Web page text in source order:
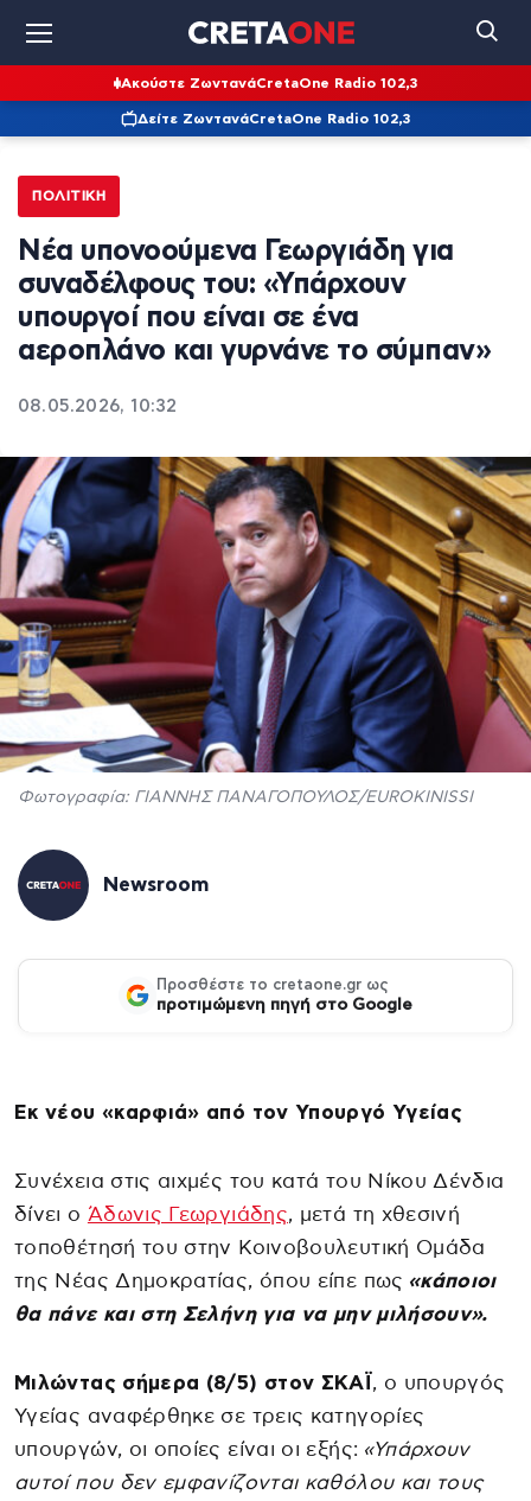
Ακούστε ΖωντανάCretaOne Radio 102,3
Δείτε ΖωντανάCretaOne Radio 102,3
ΠΟΛΙΤΙΚΉ
Νέα υπονοούμενα Γεωργιάδη για
συναδέλφους του: «Υπάρχουν
υπουργοί που είναι σε ένα
αεροπλάνο και γυρνάνε το σύμπαν»
08.05.2026, 10:32
Φωτογραφία: ΓΙΑΝΝΗΣ ΠΑΝΑΓΟΠΟΥΛΟΣ/EUROKINISSI
Newsroom
Προσθέστε το cretaone.gr ως
προτιμώμενη πηγή στο Google
Εκ νέου «καρφιά» από τον Υπουργό Υγείας
Συνέχεια στις αιχμές του κατά του Νίκου Δένδια
δίνει ο Άδωνις Γεωργιάδης, μετά τη χθεσινή
τοποθέτησή του στην Κοινοβουλευτική Ομάδα
της Νέας Δημοκρατίας, όπου είπε πως «κάποιοι
θα πάνε και στη Σελήνη για να μην μιλήσουν».
Μιλώντας σήμερα (8/5) στον ΣΚΑΪ , ο υπουργός
Υγείας αναφέρθηκε σε τρεις κατηγορίες
υπουργών, οι οποίες είναι οι εξής: «Υπάρχουν
αυτοί που δεν εμφανίζονται καθόλου και τους